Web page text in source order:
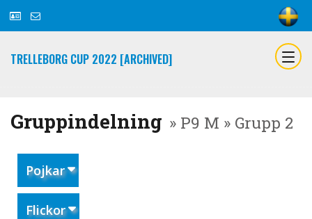
TRELLEBORG CUP 2022 [ARCHIVED]
Gruppindelning » P9 M » Grupp 2
Pojkar
Flickor